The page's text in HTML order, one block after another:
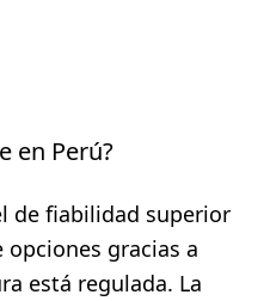
en Perú?
de fiabilidad superior
gracias a
está regulada. La